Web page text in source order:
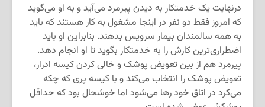
درنهایت یک خدمتکار به دیدن پیرمرد می‌آید و به او می‌گوید
که امروز فقط دو نفر در اینجا مشغول به کار هستند که باید
به همه سالمندان بیمار سرویس بدهند. بنابراین او باید
اضطراری‌ترین کارش را به خدمتکار بگوید تا او انجام دهد.
پیرمرد هم از بین تعویض پوشک و خالی کردن کیسه ادرار،
تعویض پوشک را انتخاب می‌کند و با کیسه پری که چکه
می‌کرد در اتاق خود رها می‌شود اما خوشحال بود که حداقل